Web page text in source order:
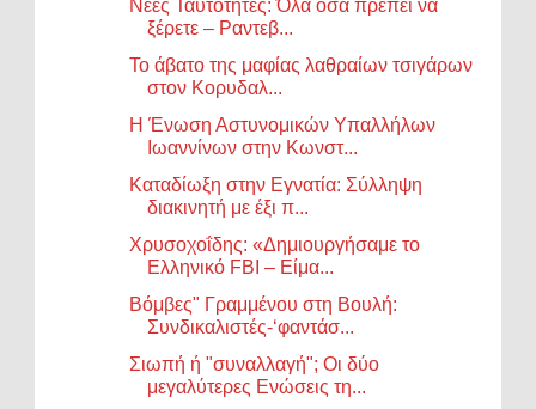
Νέες Ταυτότητες: Όλα όσα πρέπει να
ξέρετε – Ραντεβ...
Το άβατο της μαφίας λαθραίων τσιγάρων
στον Κορυδαλ...
Η Ένωση Αστυνομικών Υπαλλήλων
Ιωαννίνων στην Κωνστ...
Καταδίωξη στην Εγνατία: Σύλληψη
διακινητή με έξι π...
Χρυσοχοΐδης: «Δημιουργήσαμε το
Ελληνικό FBI – Είμα...
Βόμβες" Γραμμένου στη Βουλή:
Συνδικαλιστές-‘φαντάσ...
Σιωπή ή "συναλλαγή"; Οι δύο
μεγαλύτερες Ενώσεις τη...